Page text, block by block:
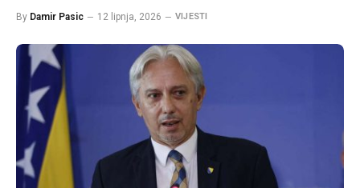
By Damir Pasic 12 lipnja, 2026 VIJESTI